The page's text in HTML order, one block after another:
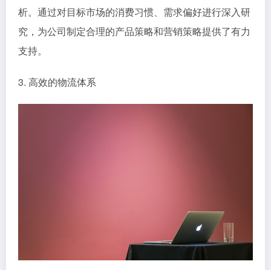
析。通过对目标市场的消费习惯、需求偏好进行深入研
究，为公司制定合理的产品策略和营销策略提供了有力
支持。
3. 高效的物流体系